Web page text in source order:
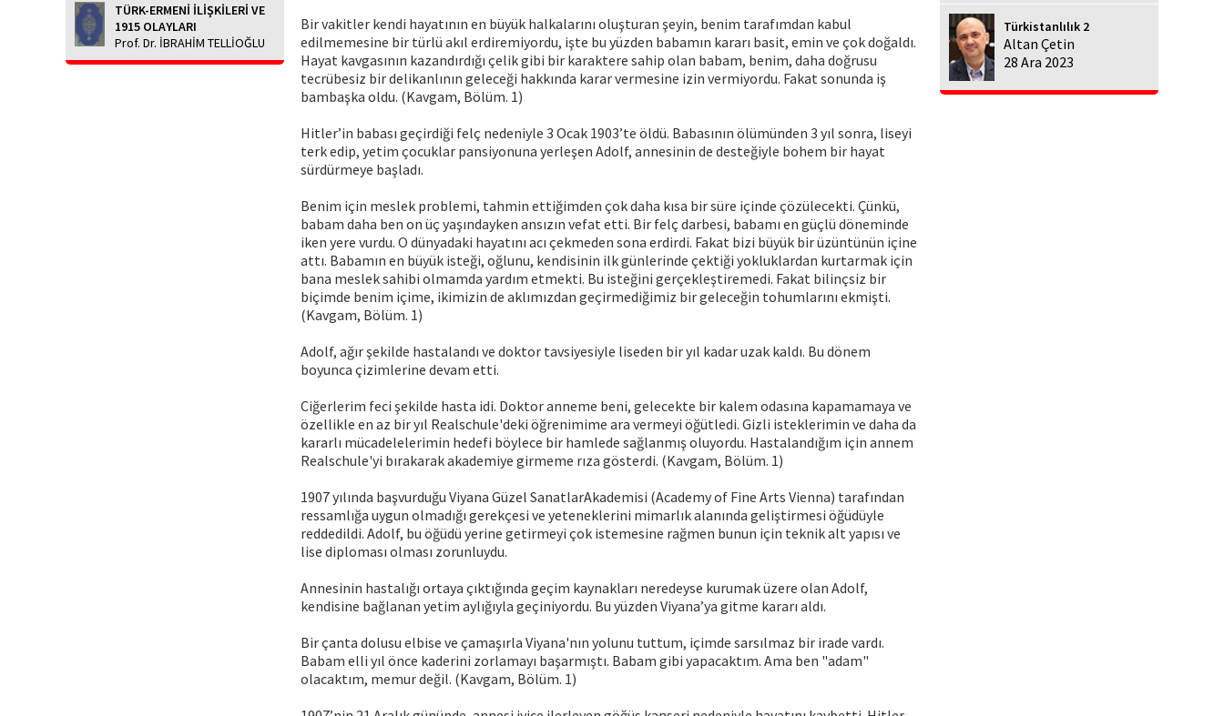
TÜRK-ERMENİ İLİŞKİLERİ VE
1915 OLAYLARI
Prof. Dr. İBRAHİM TELLİOĞLU
Bir vakitler kendi hayatının en büyük halkalarını oluşturan şeyin, benim tarafımdan kabul
edilmemesine bir türlü akıl erdiremiyordu, işte bu yüzden babamın kararı basit, emin ve çok doğaldı.
Hayat kavgasının kazandırdığı çelik gibi bir karaktere sahip olan babam, benim, daha doğrusu
tecrübesiz bir delikanlının geleceği hakkında karar vermesine izin vermiyordu. Fakat sonunda iş
bambaşka oldu. (Kavgam, Bölüm. 1)
Hitler’in babası geçirdiği felç nedeniyle 3 Ocak 1903’te öldü. Babasının ölümünden 3 yıl sonra, liseyi
terk edip, yetim çocuklar pansiyonuna yerleşen Adolf, annesinin de desteğiyle bohem bir hayat
sürdürmeye başladı.
Benim için meslek problemi, tahmin ettiğimden çok daha kısa bir süre içinde çözülecekti. Çünkü,
babam daha ben on üç yaşındayken ansızın vefat etti. Bir felç darbesi, babamı en güçlü döneminde
iken yere vurdu. O dünyadaki hayatını acı çekmeden sona erdirdi. Fakat bizi büyük bir üzüntünün içine
attı. Babamın en büyük isteği, oğlunu, kendisinin ilk günlerinde çektiği yokluklardan kurtarmak için
bana meslek sahibi olmamda yardım etmekti. Bu isteğini gerçekleştiremedi. Fakat bilinçsiz bir
biçimde benim içime, ikimizin de aklımızdan geçirmediğimiz bir geleceğin tohumlarını ekmişti.
(Kavgam, Bölüm. 1)
Adolf, ağır şekilde hastalandı ve doktor tavsiyesiyle liseden bir yıl kadar uzak kaldı. Bu dönem
boyunca çizimlerine devam etti.
Ciğerlerim feci şekilde hasta idi. Doktor anneme beni, gelecekte bir kalem odasına kapamamaya ve
özellikle en az bir yıl Realschule'deki öğrenimime ara vermeyi öğütledi. Gizli isteklerimin ve daha da
kararlı mücadelelerimin hedefi böylece bir hamlede sağlanmış oluyordu. Hastalandığım için annem
Realschule'yi bırakarak akademiye girmeme rıza gösterdi. (Kavgam, Bölüm. 1)
1907 yılında başvurduğu Viyana Güzel SanatlarAkademisi (Academy of Fine Arts Vienna) tarafından
ressamlığa uygun olmadığı gerekçesi ve yeteneklerini mimarlık alanında geliştirmesi öğüdüyle
reddedildi. Adolf, bu öğüdü yerine getirmeyi çok istemesine rağmen bunun için teknik alt yapısı ve
lise diploması olması zorunluydu.
Annesinin hastalığı ortaya çıktığında geçim kaynakları neredeyse kurumak üzere olan Adolf,
kendisine bağlanan yetim aylığıyla geçiniyordu. Bu yüzden Viyana’ya gitme kararı aldı.
Bir çanta dolusu elbise ve çamaşırla Viyana'nın yolunu tuttum, içimde sarsılmaz bir irade vardı.
Babam elli yıl önce kaderini zorlamayı başarmıştı. Babam gibi yapacaktım. Ama ben "adam"
olacaktım, memur değil. (Kavgam, Bölüm. 1)
Türkistanlılık 2
Altan Çetin
28 Ara 2023